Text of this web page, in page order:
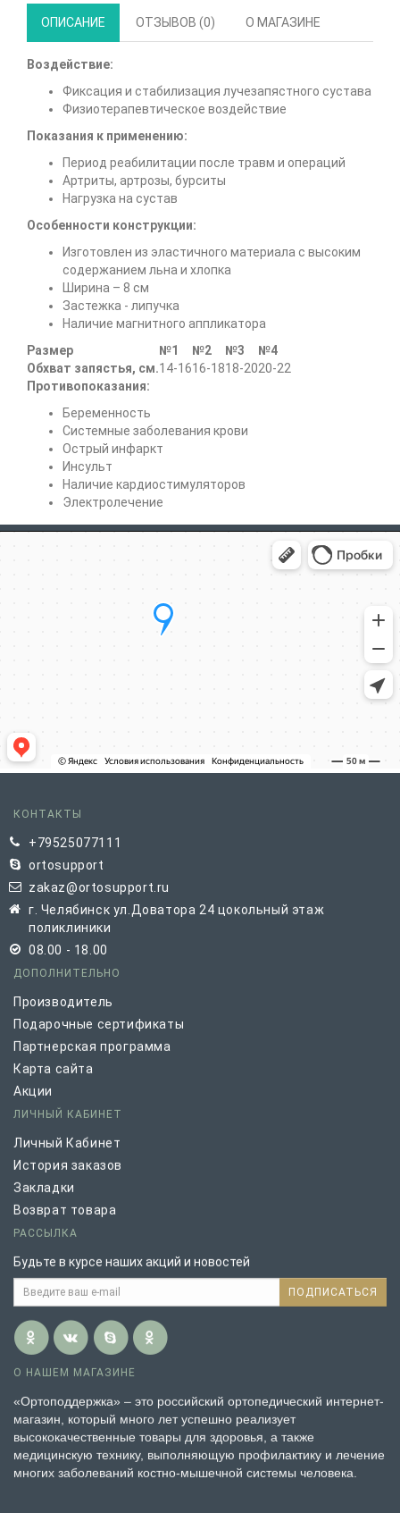
ОПИСАНИЕ ОТЗЫВОВ (0) О МАГАЗИНЕ
Воздействие:
Фиксация и стабилизация лучезапястного сустава
Физиотерапевтическое воздействие
Показания к применению:
Период реабилитации после травм и операций
Артриты, артрозы, бурситы
Нагрузка на сустав
Особенности конструкции:
Изготовлен из эластичного материала с высоким
содержанием льна и хлопка
Ширина – 8 см
Застежка - липучка
Наличие магнитного аппликатора
Размер
№1 №2 №3
№4
Обхват запястья, см.14-1616-1818-2020-22
Противопоказания:
Беременность
Системные заболевания крови
Острый инфаркт
Инсульт
Наличие кардиостимуляторов
Электролечение
КОНТАКТЫ
+79525077111
ortosupport
zakaz@ortosupport.ru
г. Челябинск ул.Доватора 24 цокольный этаж
поликлиники
08.00 - 18.00
ДОПОЛНИТЕЛЬНО
Производитель
Подарочные сертификаты
Партнерская программа
Карта сайта
Акции
ЛИЧНЫЙ КАБИНЕТ
Личный Кабинет
История заказов
Закладки
Возврат товара
РАССЫЛКА
Будьте в курсе наших акций и новостей
ПОДПИСАТЬСЯ
О НАШЕМ МАГАЗИНЕ
«Ортоподдержка» – это российский ортопедический интернет-
магазин, который много лет успешно реализует
высококачественные товары для здоровья, а также
медицинскую технику, выполняющую профилактику и лечение
многих заболеваний костно-мышечной системы человека.